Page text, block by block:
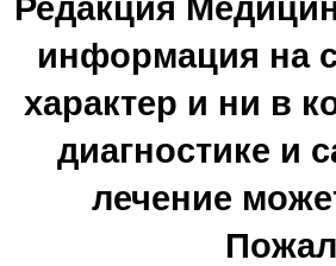
информация на
характер и ни в
диагностике и
лечение